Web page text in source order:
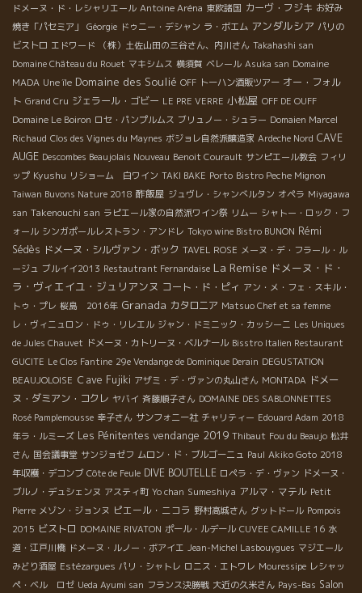
ドメーヌ・ド・レシャリエール Antoine Aréna 東欧諸国 カーヴ・フジキ お好み
焼き「パセミア」
Géorgie ドゥニー・デシャン ラ・ボエム アンダルシア パリの
ビストロ エドワード （株）土佐山田の三谷さん、内川さん Takahashi san
Domaine Château du Rouet マキシムス 横須賀 ベレール Asuka san Domaine
MADA Une île Domaine des Soulié OFF トーハン酒販ツアー オー・フォル
ト Grand Cru ジェラール・ゴビー LE PRE VERRE 小松屋 OFF DE OUFF
Domaine Le Boiron ロセ・パンプルムス ブリュノー・シュラー Domaien Marcel
Richaud Clos des Vignes du Maynes ボジョレ自然派醸造家 Ardeche Nord CAVE
AUGE Descombes Beaujolais Nouveau Benoit Courault サンピエール教会 フィリ
ップ Kyushu リショーム 白ワイン TAKI BAKE Porto Bistro Peche Mignon
Taiwan Buvons Nature 2018 酢飯屋 ジュヴレ・シャンべルタン オペラ Miyagawa
san Takenouchi san ラピエール家の自然派ワイン祭 リムー シャトー・ロック・フ
ォール シンガポールレストラン・アンドレ Tokyo wine Bistro BUNON Rémi
Sédès ドメーヌ・シルヴァン・ボック TAVEL ROSE メーヌ・デ・フラール・ル
ージュ ブルイイ2013 Restautrant Fernandaise La Remise ドメーヌ・ド・
ラ・ヴィエイユ・ジュリアンヌ コート・ド・ピィ アン・メ・フェ・スキル・
トゥ・プレ 桜島 2016年 Granada カタロニア Matsuo Chef et sa femme
レ・ヴィニュロン・ドゥ・リレエル ジャン・ドミニック・カッシーニ Les Uniques
de Jules Chauvet ドメーヌ・カトリーヌ・ベルナール Bisstro Italien Restaurant
GUCITE Le Clos Fantine 29e Vendange de Dominique Derain DEGUSTATION
BEAUJOLOISE Ｃave Fujiki アザミ・デ・ヴァンの丸山さん MONTADA ドメー
ヌ・ダミアン・コクレ ヤバイ 斉藤順子さん DOMAINE DES SABLONNETTES
Rosé Pamplemousse 幸子さん サンフォニー社 チャリティー Edouard Adam 2018
年ラ・ルミーズ Les Pénitentes vendange 2019 Thibaut Fou du Beaujo 松井
さん 国会議事堂 サンジョゼフ ムロン・ド・ブルゴーニュ Paul Akiko Goto 2018
年収穫・デコンブ Côte de Feule DIVE BOUTELLE ロペラ・デ・ヴァン ドメーヌ・
ブルノ・デュシェンヌ アスティ町 Yo chan Sumeshiya アルマ・マテル Petit
Pierre メゾン・ジョンヌ ピエール・ニコラ 野村高城さん グットドール Pompois
2015 ビストロ DOMAINE RIVATON ポール・ルデール CUVEE CAMILLE 16 水
道・江戸川橋 ドメーヌ・ルノー・ボアイエ Jean-Michel Lasbouygues マジエール
みどり酒屋 Estézargues パリ・シャトレ ロニス・エトワレ Mouressipe レシャッ
ペ・ベル ロゼ Ueda Ayumi san フランス決勝戦 大近の久米さん Pays-Bas Salon